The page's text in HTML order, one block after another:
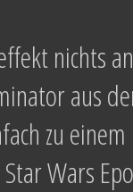
nichts
aus
zu
Wars